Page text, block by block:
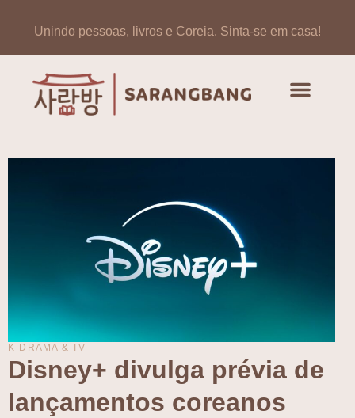
Unindo pessoas, livros e Coreia. Sinta-se em casa!
K-DRAMA & TV
Disney+ divulga prévia de
lançamentos coreanos